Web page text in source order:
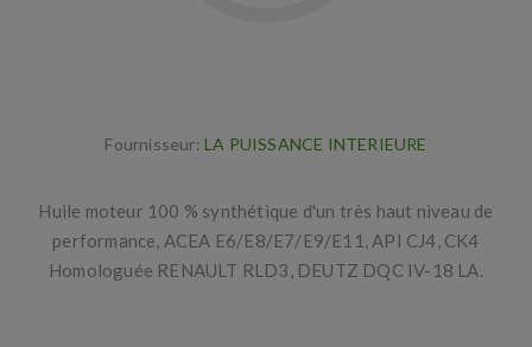
Fournisseur: LA PUISSANCE INTERIEURE
Huile moteur 100 % synthétique d'un très haut niveau de
performance, ACEA E6/E8/E7/E9/E11, API CJ4, CK4
Homologuée RENAULT RLD3, DEUTZ DQC IV-18 LA.